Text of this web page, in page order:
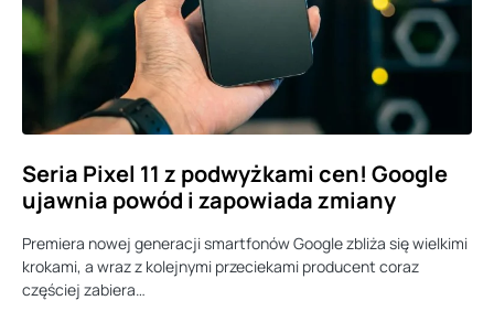
Seria Pixel 11 z podwyżkami cen! Google
ujawnia powód i zapowiada zmiany
Premiera nowej generacji smartfonów Google zbliża się wielkimi
krokami, a wraz z kolejnymi przeciekami producent coraz
częściej zabiera…